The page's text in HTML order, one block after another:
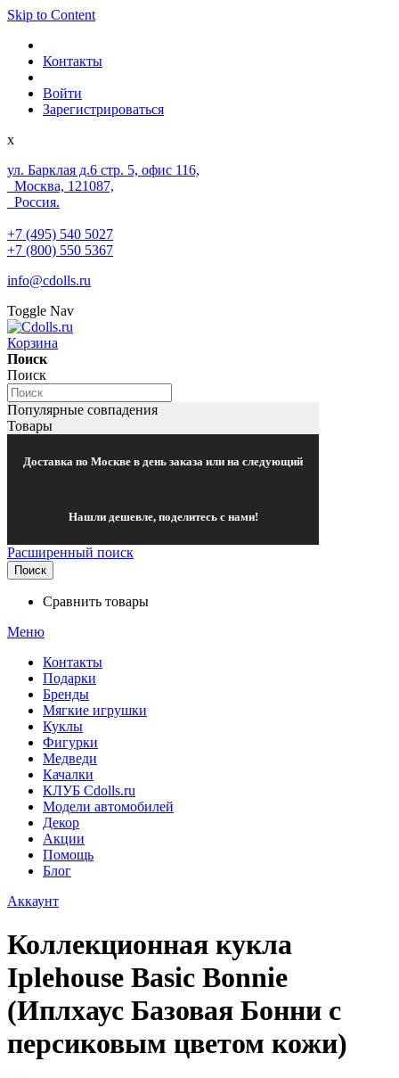
Skip to Content
Контакты
Войти
Зарегистрироваться
x
ул. Барклая д.6 стр. 5, офис 116,
Москва, 121087,
Россия.
+7 (495) 540 5027
+7 (800) 550 5367
info@cdolls.ru
Toggle Nav
Корзина
Поиск
Поиск
Популярные совпадения
Товары
Доставка по Москве в день заказа или на следующий
Нашли дешевле, поделитесь с нами!
Расширенный поиск
Поиск
Сравнить товары
Меню
Контакты
Подарки
Бренды
Мягкие игрушки
Куклы
Фигурки
Медведи
Качалки
КЛУБ Cdolls.ru
Модели автомобилей
Декор
Акции
Помощь
Блог
Аккаунт
Коллекционная кукла
Iplehouse Basic Bonnie
(Иплхаус Базовая Бонни с
персиковым цветом кожи)